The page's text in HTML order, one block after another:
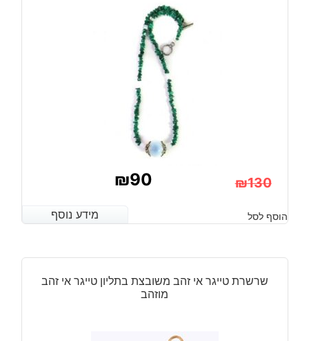
₪130
המקורי
היה:
₪130.
₪90
הנוכחי
הוא:
₪90.
מידע נוסף הוסף לסל מידע נוסף
שרשרת טייגר אי זהב משובצת בתליון טייגר אי זהב
מוזהב